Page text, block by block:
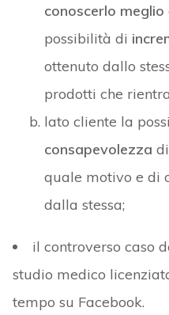
conoscerlo meglio
possibilità di
ottenuto dallo
prodotti che
lato cliente la
consapevolezza
quale motivo e di
dalla stessa;
il controverso caso
studio medico
tempo su Facebook.